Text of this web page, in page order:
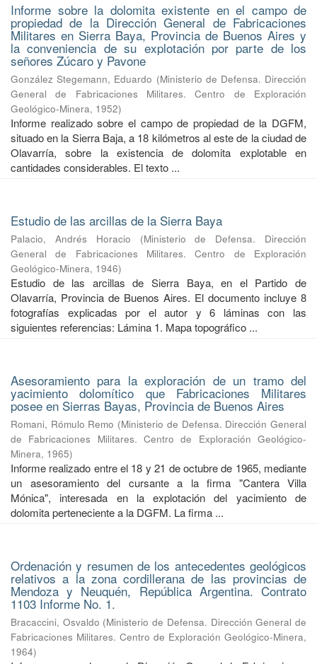
Informe sobre la dolomita existente en el campo de
propiedad de la Dirección General de Fabricaciones
Militares en Sierra Baya, Provincia de Buenos Aires y
la conveniencia de su explotación por parte de los
señores Zúcaro y Pavone
González Stegemann, Eduardo (Ministerio de Defensa. Dirección
General de Fabricaciones Militares. Centro de Exploración
Geológico-Minera, 1952)
Informe realizado sobre el campo de propiedad de la DGFM,
situado en la Sierra Baja, a 18 kilómetros al este de la ciudad de
Olavarría, sobre la existencia de dolomita explotable en
cantidades considerables. El texto ...
Estudio de las arcillas de la Sierra Baya
Palacio, Andrés Horacio (Ministerio de Defensa. Dirección
General de Fabricaciones Militares. Centro de Exploración
Geológico-Minera, 1946)
Estudio de las arcillas de Sierra Baya, en el Partido de
Olavarría, Provincia de Buenos Aires. El documento incluye 8
fotografías explicadas por el autor y 6 láminas con las
siguientes referencias: Lámina 1. Mapa topográfico ...
Asesoramiento para la exploración de un tramo del
yacimiento dolomítico que Fabricaciones Militares
posee en Sierras Bayas, Provincia de Buenos Aires
Romani, Rómulo Remo (Ministerio de Defensa. Dirección General
de Fabricaciones Militares. Centro de Exploración Geológico-
Minera, 1965)
Informe realizado entre el 18 y 21 de octubre de 1965, mediante
un asesoramiento del cursante a la firma "Cantera Villa
Mónica", interesada en la explotación del yacimiento de
dolomita perteneciente a la DGFM. La firma ...
Ordenación y resumen de los antecedentes geológicos
relativos a la zona cordillerana de las provincias de
Mendoza y Neuquén, República Argentina. Contrato
1103 Informe No. 1.
Bracaccini, Osvaldo (Ministerio de Defensa. Dirección General de
Fabricaciones Militares. Centro de Exploración Geológico-Minera,
1964)